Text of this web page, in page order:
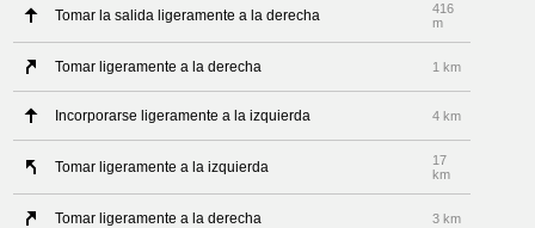
Tomar la salida ligeramente a la derecha
416
m
Tomar ligeramente a la derecha 1 km
Incorporarse ligeramente a la izquierda 4 km
Tomar ligeramente a la izquierda
17
km
Tomar ligeramente a la derecha 3 km